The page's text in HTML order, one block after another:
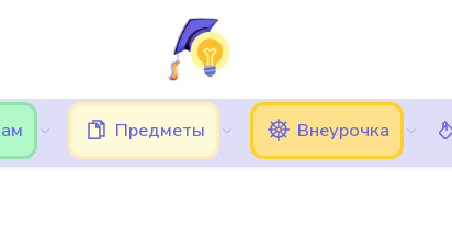
при вводе кода подтверждения, в этом случае,
Блог
Предметы Внеурочка